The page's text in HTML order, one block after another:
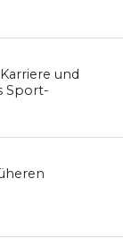
und
Sport-